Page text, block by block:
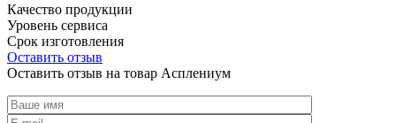
Качество продукции
Уровень сервиса
Срок изготовления
Оставить отзыв
Оставить отзыв на товар Асплениум